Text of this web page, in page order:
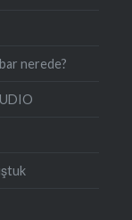
nerede?